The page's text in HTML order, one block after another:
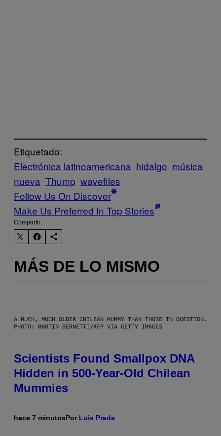
Etiquetado:
Electrónica latinoamericana hidalgo música
nueva Thump wavefiles
Follow Us On Discover
Make Us Preferred In Top Stories
Compartir:
MÁS DE LO MISMO
A MUCH, MUCH OLDER CHILEAN MUMMY THAN THOSE IN QUESTION.
PHOTO: MARTIN BERNETTI/AFP VIA GETTY IMAGES
Scientists Found Smallpox DNA
Hidden in 500-Year-Old Chilean
Mummies
hace 7 minutosPor Luis Prada